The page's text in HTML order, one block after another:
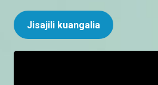
Jisajili kuangalia